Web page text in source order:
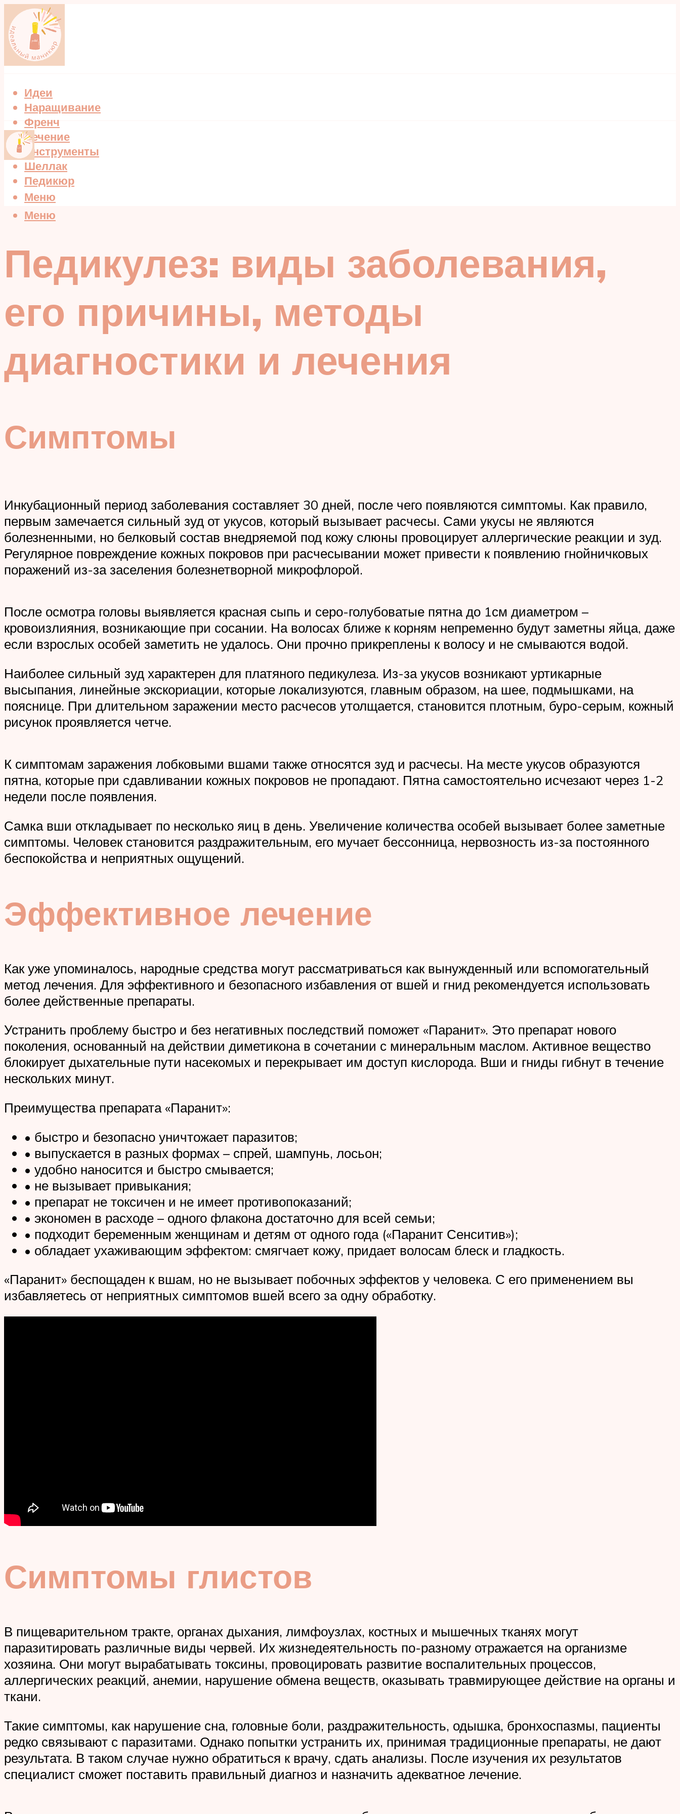
Идеи
Наращивание
Френч
Лечение
Инструменты
Шеллак
Педикюр
Меню
Меню
Педикулез: виды заболевания,
его причины, методы
диагностики и лечения
Симптомы
Инкубационный период заболевания составляет 30 дней, после чего появляются симптомы. Как правило,
первым замечается сильный зуд от укусов, который вызывает расчесы. Сами укусы не являются
болезненными, но белковый состав внедряемой под кожу слюны провоцирует аллергические реакции и зуд.
Регулярное повреждение кожных покровов при расчесывании может привести к появлению гнойничковых
поражений из-за заселения болезнетворной микрофлорой.
После осмотра головы выявляется красная сыпь и серо-голубоватые пятна до 1см диаметром –
кровоизлияния, возникающие при сосании. На волосах ближе к корням непременно будут заметны яйца, даже
если взрослых особей заметить не удалось. Они прочно прикреплены к волосу и не смываются водой.
Наиболее сильный зуд характерен для платяного педикулеза. Из-за укусов возникают уртикарные
высыпания, линейные экскориации, которые локализуются, главным образом, на шее, подмышками, на
пояснице. При длительном заражении место расчесов утолщается, становится плотным, буро-серым, кожный
рисунок проявляется четче.
К симптомам заражения лобковыми вшами также относятся зуд и расчесы. На месте укусов образуются
пятна, которые при сдавливании кожных покровов не пропадают. Пятна самостоятельно исчезают через 1-2
недели после появления.
Самка вши откладывает по несколько яиц в день. Увеличение количества особей вызывает более заметные
симптомы. Человек становится раздражительным, его мучает бессонница, нервозность из-за постоянного
беспокойства и неприятных ощущений.
Эффективное лечение
Как уже упоминалось, народные средства могут рассматриваться как вынужденный или вспомогательный
метод лечения. Для эффективного и безопасного избавления от вшей и гнид рекомендуется использовать
более действенные препараты.
Устранить проблему быстро и без негативных последствий поможет «Паранит». Это препарат нового
поколения, основанный на действии диметикона в сочетании с минеральным маслом. Активное вещество
блокирует дыхательные пути насекомых и перекрывает им доступ кислорода. Вши и гниды гибнут в течение
нескольких минут.
Преимущества препарата «Паранит»:
• быстро и безопасно уничтожает паразитов;
• выпускается в разных формах – спрей, шампунь, лосьон;
• удобно наносится и быстро смывается;
• не вызывает привыкания;
• препарат не токсичен и не имеет противопоказаний;
• экономен в расходе – одного флакона достаточно для всей семьи;
• подходит беременным женщинам и детям от одного года («Паранит Сенситив»);
• обладает ухаживающим эффектом: смягчает кожу, придает волосам блеск и гладкость.
«Паранит» беспощаден к вшам, но не вызывает побочных эффектов у человека. С его применением вы
избавляетесь от неприятных симптомов вшей всего за одну обработку.
Симптомы глистов
В пищеварительном тракте, органах дыхания, лимфоузлах, костных и мышечных тканях могут
паразитировать различные виды червей. Их жизнедеятельность по-разному отражается на организме
хозяина. Они могут вырабатывать токсины, провоцировать развитие воспалительных процессов,
аллергических реакций, анемии, нарушение обмена веществ, оказывать травмирующее действие на органы и
ткани.
Такие симптомы, как нарушение сна, головные боли, раздражительность, одышка, бронхоспазмы, пациенты
редко связывают с паразитами. Однако попытки устранить их, принимая традиционные препараты, не дают
результата. В таком случае нужно обратиться к врачу, сдать анализы. После изучения их результатов
специалист сможет поставить правильный диагноз и назначить адекватное лечение.